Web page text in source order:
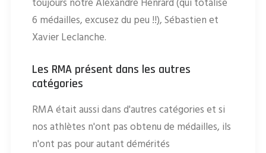
6 médailles, excusez du peu !!), Sébastien et
Xavier Leclanche.
Les RMA présent dans les autres
catégories
RMA était aussi dans d'autres catégories et si
nos athlètes n'ont pas obtenu de médailles, ils
n'ont pas pour autant démérités